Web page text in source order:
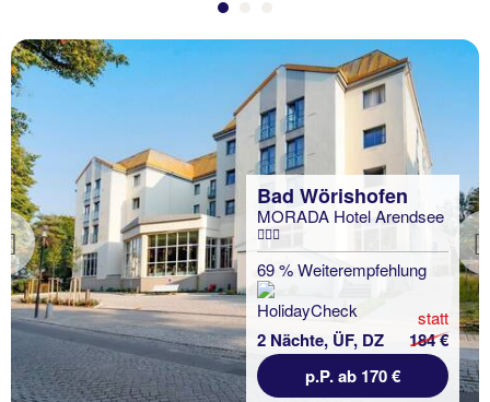
Previous
Bad Wörishofen
MORADA Hotel Arendsee
69 % Weiterempfehlung
2 Nächte, ÜF, DZ
statt
184 €
p.P. ab 170 €